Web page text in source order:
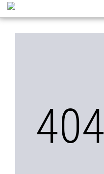
SPONSOREN
MITGLIED WERDEN
404